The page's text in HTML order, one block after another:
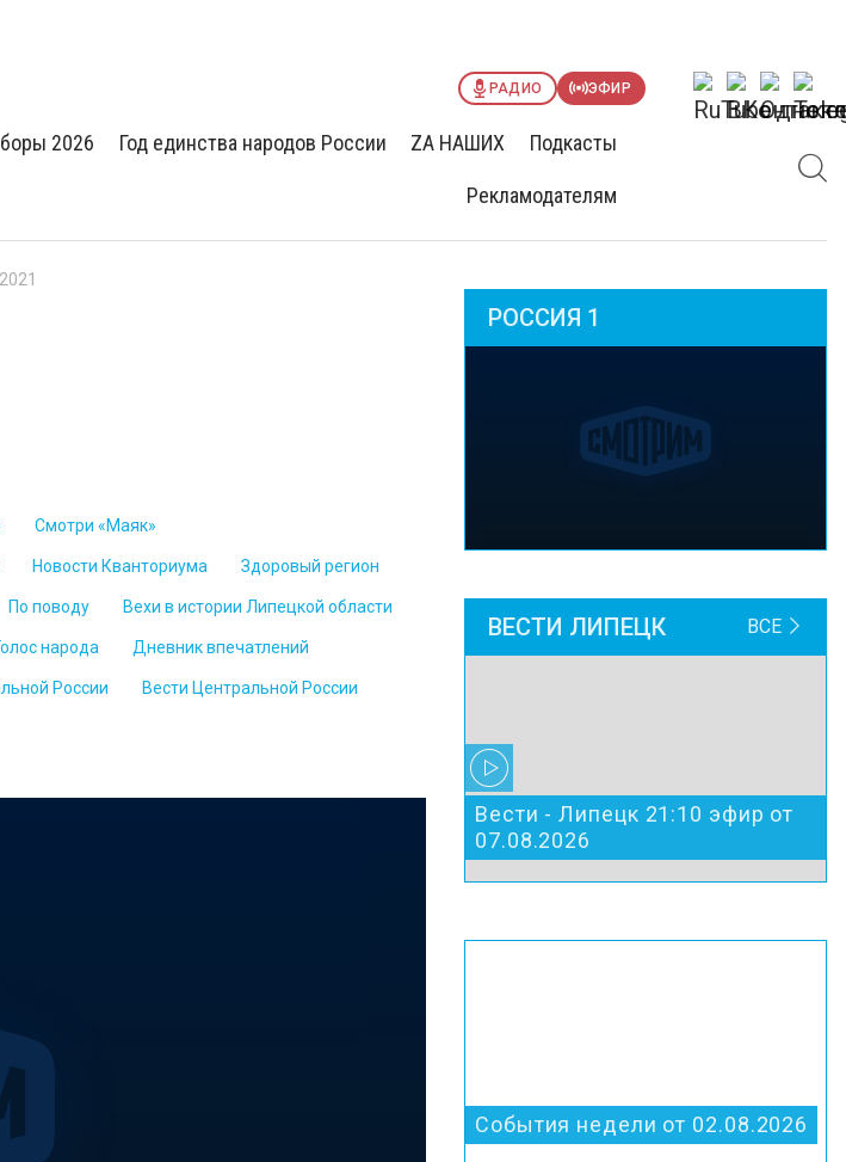
РАДИО ЭФИР
2026 Год единства народов России ZА НАШИХ Подкасты
Рекламодателям
Смотри «Маяк»
Новости Кванториума Здоровый регион
По поводу Вехи в истории Липецкой области
народа Дневник впечатлений
России Вести Центральной России
РОССИЯ 1
ВЕСТИ ЛИПЕЦК ВСЕ
Вести - Липецк 21:10 эфир от
07.08.2026
События недели от 02.08.2026